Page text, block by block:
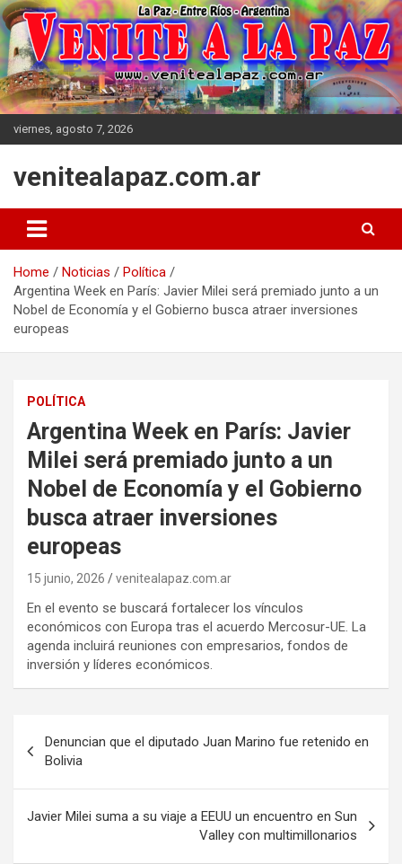
Skip
to
content
viernes, agosto 7, 2026
venitealapaz.com.ar
Home Noticias
Política
Argentina Week en París: Javier Milei será premiado junto a un
Nobel de Economía y el Gobierno busca atraer inversiones
europeas
POLÍTICA
Argentina Week en París: Javier
Milei será premiado junto a un
Nobel de Economía y el Gobierno
busca atraer inversiones
europeas
15 junio, 2026 venitealapaz.com.ar
En el evento se buscará fortalecer los vínculos
económicos con Europa tras el acuerdo Mercosur-UE. La
agenda incluirá reuniones con empresarios, fondos de
inversión y líderes económicos.
de
entradas
Denuncian que el diputado Juan Marino fue retenido en
Bolivia
Javier Milei suma a su viaje a EEUU un encuentro en Sun
Valley con multimillonarios